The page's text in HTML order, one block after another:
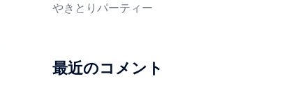
やきとりパーティー
最近のコメント